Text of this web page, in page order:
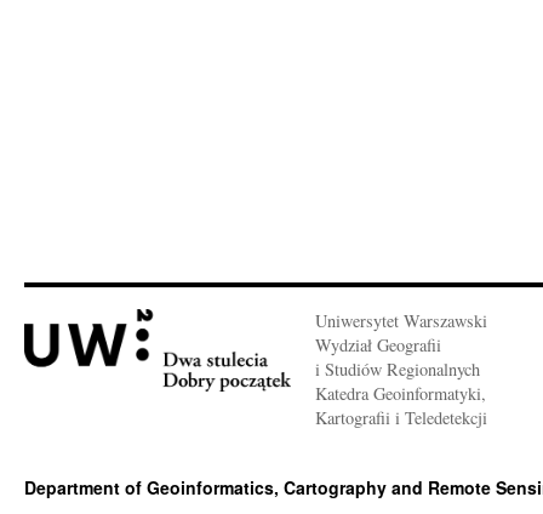
Uniwersytet Warszawski
Wydział Geografii
i Studiów Regionalnych
Katedra Geoinformatyki,
Kartografii i Teledetekcji
Department of Geoinformatics, Cartography and Remote